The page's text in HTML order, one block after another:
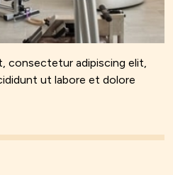
consectetur adipiscing elit,
ut labore et dolore